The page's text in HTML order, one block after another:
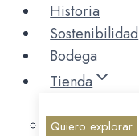
Historia
Sostenibilidad
Bodega
Tienda
Quiero explorar